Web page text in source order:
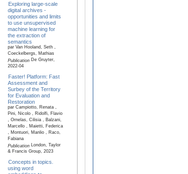
Exploring large-scale
digital archives -
opportunities and limits
to use unsupervised
machine learning for
the extraction of
semantics
par Van Hooland, Seth ,
Coeckelbergs, Mathias
PublicationDe Gruyter,
2022-04
Faster! Platform: Fast
Assessment and
Surbey of the Territory
for Evaluation and
Restoration
par Campiotto, Renata ,
Pini, Nicolo , Ridolfi, Flavio
, Ornelas, Cilisia , Balzani,
Marcello , Maietti, Federica
, Montuori, Manlio , Raco,
Fabiana
PublicationLondon, Taylor
& Francis Group, 2023
Concepts in topics.
using word